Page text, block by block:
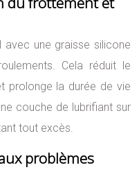
une graisse silicone
Cela réduit le
prolonge la durée de vie
couche de lubrifiant sur
tout excès.
problèmes